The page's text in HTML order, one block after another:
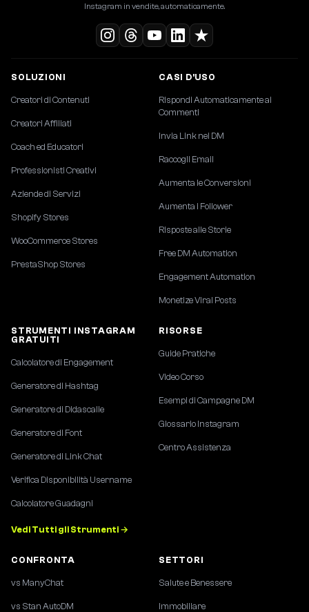
Instagram in vendite, automaticamente.
SOLUZIONI
Creatori di Contenuti
Creatori Affiliati
Coach ed Educatori
Professionisti Creativi
Aziende di Servizi
Shopify Stores
WooCommerce Stores
PrestaShop Stores
CASI D'USO
Rispondi Automaticamente ai
Commenti
Invia Link nei DM
Raccogli Email
Aumenta le Conversioni
Aumenta i Follower
Risposte alle Storie
Free DM Automation
Engagement Automation
Monetize Viral Posts
STRUMENTI INSTAGRAM
GRATUITI
Calcolatore di Engagement
Generatore di Hashtag
Generatore di Didascalie
Generatore di Font
Generatore di Link Chat
Verifica Disponibilità Username
Calcolatore Guadagni
Vedi Tutti gli Strumenti →
RISORSE
Guide Pratiche
Video Corso
Esempi di Campagne DM
Glossario Instagram
Centro Assistenza
CONFRONTA
vs ManyChat
vs Stan AutoDM
SETTORI
Salute e Benessere
Immobiliare